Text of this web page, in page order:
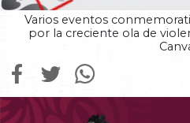
Varios eventos
por la creciente ola de